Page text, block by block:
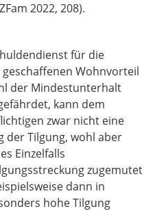
2022, 208).
für die
Wohnvorteil
der Mindestunterhalt
kann dem
zwar nicht eine
der Tilgung, wohl aber
Einzelfalls
zugemutet
dann in
hohe Tilgung